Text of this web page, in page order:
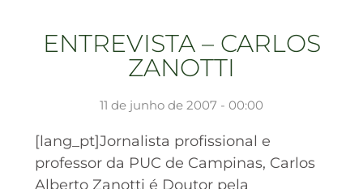
ENTREVISTA – CARLOS
ZANOTTI
11 de junho de 2007 - 00:00
[lang_pt]Jornalista profissional e
professor da PUC de Campinas, Carlos
Alberto Zanotti é Doutor pela